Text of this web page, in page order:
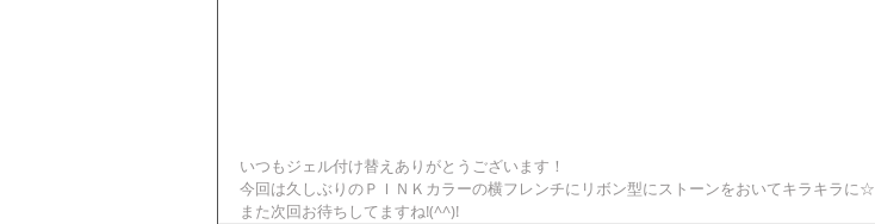
いつもジェル付け替えありがとうございます！
今回は久しぶりのＰＩＮＫカラーの横フレンチにリボン型にストーンをおいてキラキラに☆
また次回お待ちしてますね!(^^)!